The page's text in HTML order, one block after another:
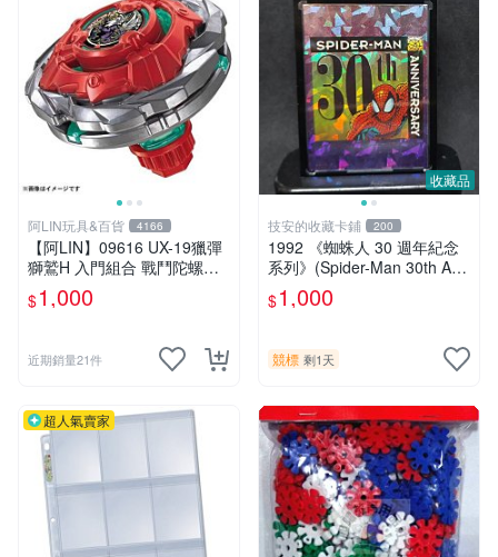
阿LIN玩具&百貨 4166
【阿LIN】09616 UX-19獵彈
獅鷲H 入門組合 戰鬥陀螺ＸB
EYBLADE X
$1,000
近期銷量21件
收藏品
技安的收藏卡鋪 200
1992 《蜘蛛人 30 週年紀念
系列》(Spider-Man 30th Ann
iversary) 閃卡 早期 漫畫 電
影 蜘蛛人 含 卡磚 底座
$1,000
競標 剩1天
超人氣賣家